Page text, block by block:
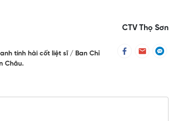
CTV Thọ Sơn
tính hài cốt liệt sĩ
Ban Chỉ
Châu.